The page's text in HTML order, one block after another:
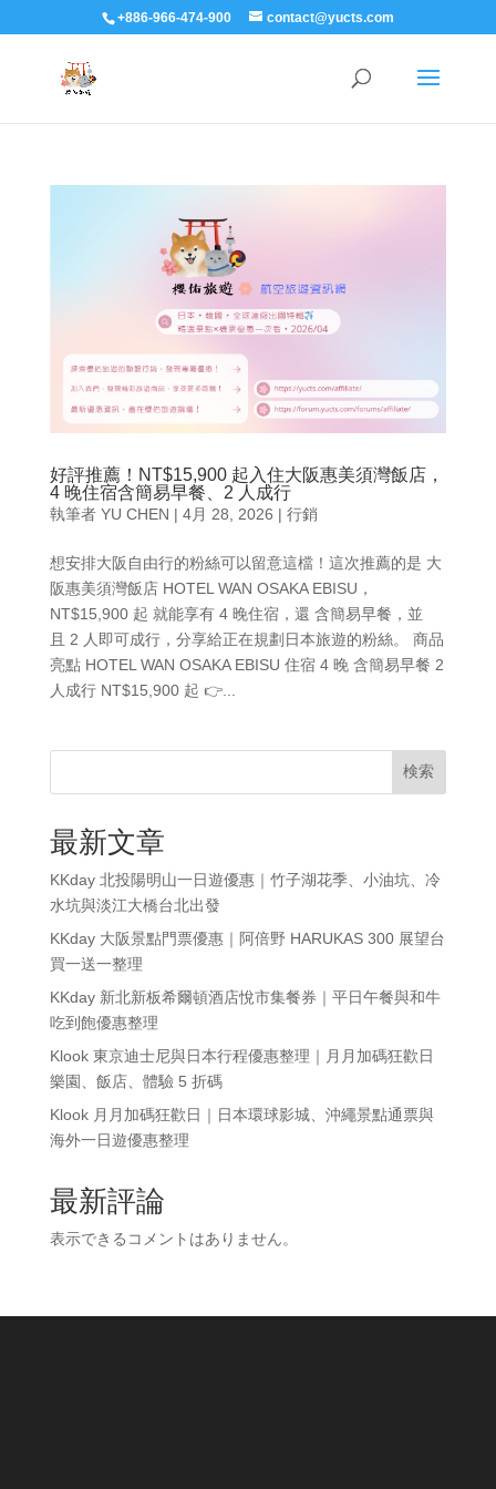
+886-966-474-900 contact@yucts.com
好評推薦！NT$15,900 起入住大阪惠美須灣飯店，
4 晚住宿含簡易早餐、2 人成行
執筆者 YU CHEN | 4月 28, 2026 | 行銷
想安排大阪自由行的粉絲可以留意這檔！這次推薦的是 大
阪惠美須灣飯店 HOTEL WAN OSAKA EBISU，
NT$15,900 起 就能享有 4 晚住宿，還 含簡易早餐，並
且 2 人即可成行，分享給正在規劃日本旅遊的粉絲。 商品
亮點 HOTEL WAN OSAKA EBISU 住宿 4 晚 含簡易早餐 2
人成行 NT$15,900 起 👉...
検索
最新文章
KKday 北投陽明山一日遊優惠｜竹子湖花季、小油坑、冷
水坑與淡江大橋台北出發
KKday 大阪景點門票優惠｜阿倍野 HARUKAS 300 展望台
買一送一整理
KKday 新北新板希爾頓酒店悅市集餐券｜平日午餐與和牛
吃到飽優惠整理
Klook 東京迪士尼與日本行程優惠整理｜月月加碼狂歡日
樂園、飯店、體驗 5 折碼
Klook 月月加碼狂歡日｜日本環球影城、沖繩景點通票與
海外一日遊優惠整理
最新評論
表示できるコメントはありません。